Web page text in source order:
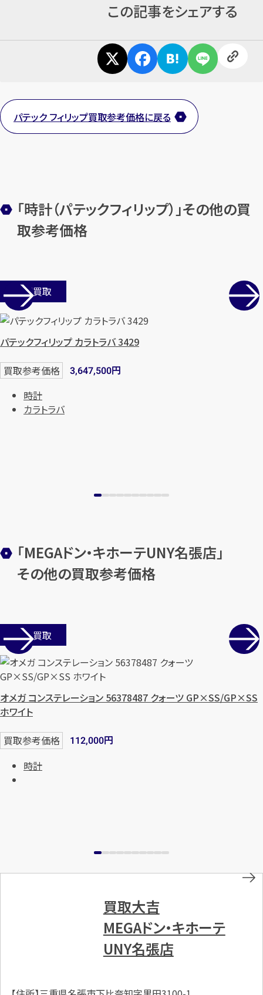
カンタン無料
メールで無料相談する
この記事をシェアする
パテック フィリップ買取参考価格に戻る
「時計（パテックフィリップ）」その他の買
取参考価格
店舗買取
パテックフィリップ カラトラバ 3429
買取参考価格 3,647,500円
時計
カラトラバ
「MEGAドン・キホーテUNY名張店」
その他の買取参考価格
店舗買取
オメガ コンステレーション 56378487 クォーツ GP×SS/GP×SS
ホワイト
買取参考価格 112,000円
時計
買取大吉
MEGAドン・キホーテ
UNY名張店